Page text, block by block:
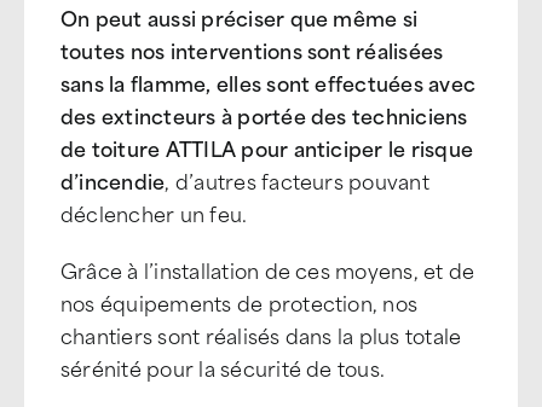
On peut aussi préciser que même si
toutes nos interventions sont réalisées
sans la flamme, elles sont effectuées avec
des extincteurs à portée des techniciens
de toiture ATTILA pour anticiper le risque
d’incendie, d’autres facteurs pouvant
déclencher un feu.
Grâce à l’installation de ces moyens, et de
nos équipements de protection, nos
chantiers sont réalisés dans la plus totale
sérénité pour la sécurité de tous.